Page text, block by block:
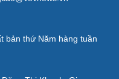
bản thứ Năm hàng tuần